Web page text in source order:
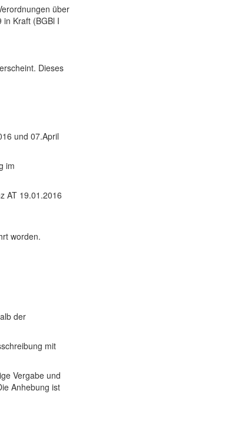
über
in Kraft (BGBl I
Dieses
und 07.April
im
AT 19.01.2016
worden.
der
mit
Vergabe und
Anhebung ist